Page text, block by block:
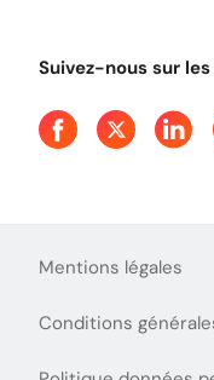
Presse
Suivez-nous sur
Mentions légales
Conditions